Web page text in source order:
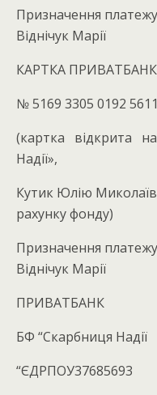
Призначення
Віднічук Марії
КАРТКА ПРИВАТБАНК
№ 5169 3305 0192 5611
(картка відкрита
Надії»,
Кутик Юлію
рахунку фонду)
Призначення
Віднічук Марії
ПРИВАТБАНК
БФ “Скарбниця Надії
“ЄДРПОУ37685693